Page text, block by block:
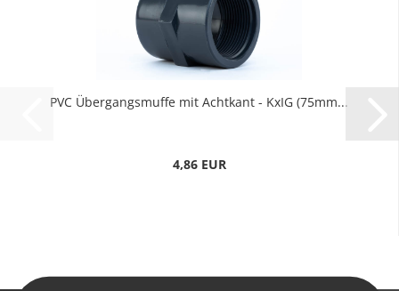
PVC Übergangsmuffe mit Achtkant - KxIG (75mm...
4,86 EUR